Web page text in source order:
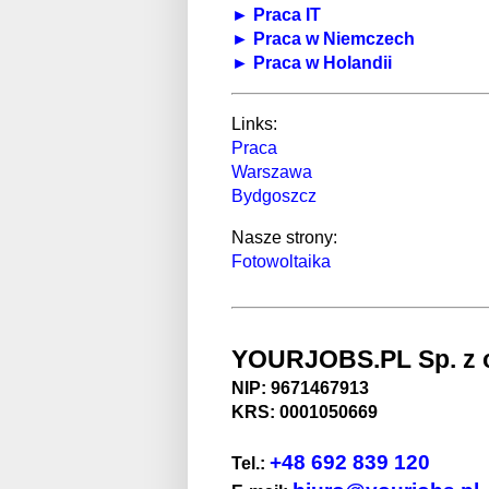
► Praca IT
► Praca w Niemczech
► Praca w Holandii
Links:
Praca
Warszawa
Bydgoszcz
Nasze strony:
Fotowoltaika
YOURJOBS.PL Sp. z
NIP: 9671467913
KRS: 0001050669
Tel.: +48 692 839 120